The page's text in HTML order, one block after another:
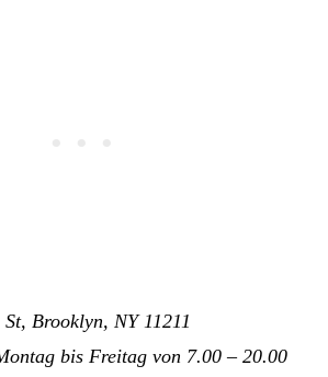
Brooklyn, NY 11211
bis Freitag von 7.00 – 20.00